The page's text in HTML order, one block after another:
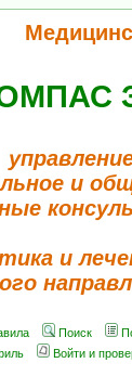
и
и
Поиск
Войти и